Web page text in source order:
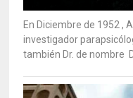
En Diciembre de 1952 ,
investigador
también Dr. de nombre D.